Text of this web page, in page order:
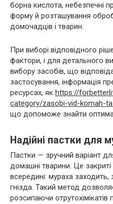
борна кислота, небезпечні
форму й розташування
домочадців і тварин.
При виборі відповідного
фактори, і для детального
вибору засобів, що
застосування, інформація
ресурсах, як https://
category/zasobi-vid-komah-
що допоможе знайти
Надійні пастки для
Пастки — зручний варіант
домашні тварини. Це
всередині: мураха заходить,
гнізда. Такий метод
розсипаючи отрутохімікатів